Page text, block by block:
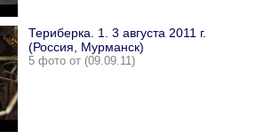
Териберка. 1. 3 августа 2011 г.
(Россия, Мурманск)
5 фото от (09.09.11)